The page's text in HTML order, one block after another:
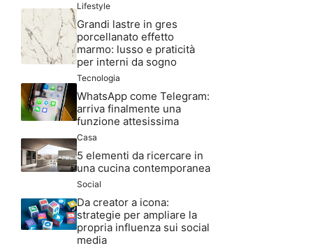
Lifestyle
Grandi lastre in gres
porcellanato effetto
marmo: lusso e praticità
per interni da sogno
Tecnologia
WhatsApp come Telegram:
arriva finalmente una
funzione attesissima
Casa
5 elementi da ricercare in
una cucina contemporanea
Social
Da creator a icona:
strategie per ampliare la
propria influenza sui social
media